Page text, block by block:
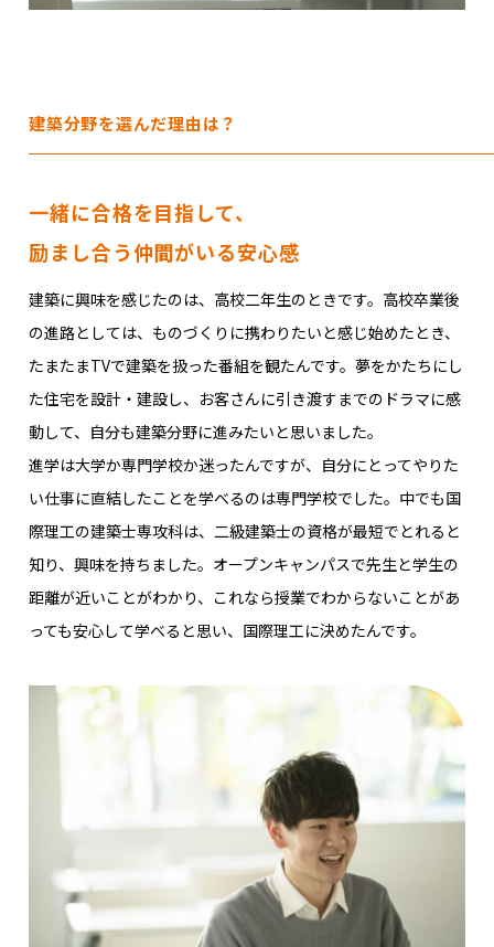
建築分野を選んだ理由は？
一緒に合格を目指して、
励まし合う仲間がいる安心感
建築に興味を感じたのは、高校二年生のときです。高校卒業後
の進路としては、ものづくりに携わりたいと感じ始めたとき、
たまたまTVで建築を扱った番組を観たんです。夢をかたちにし
た住宅を設計・建設し、お客さんに引き渡すまでのドラマに感
動して、自分も建築分野に進みたいと思いました。
進学は大学か専門学校か迷ったんですが、自分にとってやりた
い仕事に直結したことを学べるのは専門学校でした。中でも国
際理工の建築士専攻科は、二級建築士の資格が最短でとれると
知り、興味を持ちました。オープンキャンパスで先生と学生の
距離が近いことがわかり、これなら授業でわからないことがあ
っても安心して学べると思い、国際理工に決めたんです。